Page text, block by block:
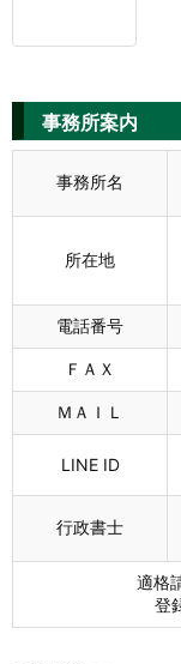
事務所案内
事務所名
所在地
電話番号
ＦＡＸ
ＭＡＩＬ
LINE ID
行政書士
適格
登